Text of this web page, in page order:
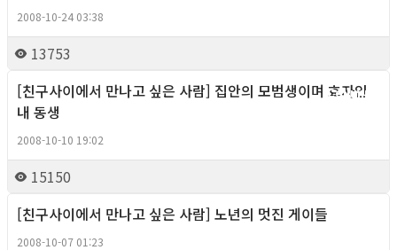
2008-10-24 03:38
13753
Column
[친구사이에서 만나고 싶은 사람] 집안의 모범생이며 효자인
내 동생
2008-10-10 19:02
15150
[친구사이에서 만나고 싶은 사람] 노년의 멋진 게이들
2008-10-07 01:23